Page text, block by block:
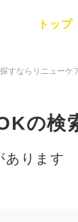
トップ
すならリニューケ
の検
あります